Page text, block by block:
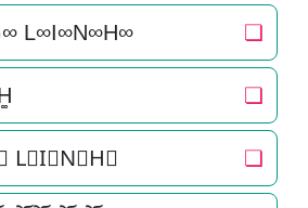
L∞I∞N∞H∞ ❏
❏
L⃒I⃒N⃒H⃒ ❏